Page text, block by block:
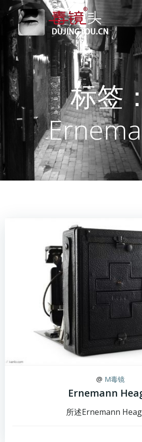
转
到
内
容
标签
@ M毒镜
Ernemann
所述Ernemann